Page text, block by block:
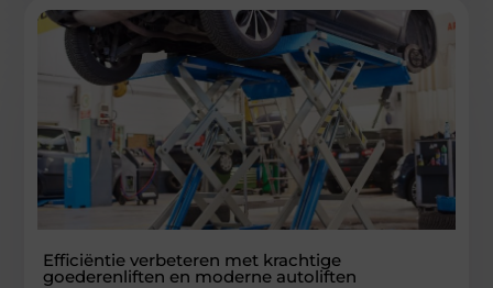
Efficiëntie verbeteren met krachtige
goederenliften en moderne autoliften